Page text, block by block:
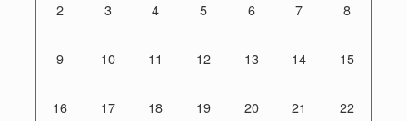
2 3 4 5 6 7 8
9 10 11 12 13 14 15
16 17 18 19 20 21 22